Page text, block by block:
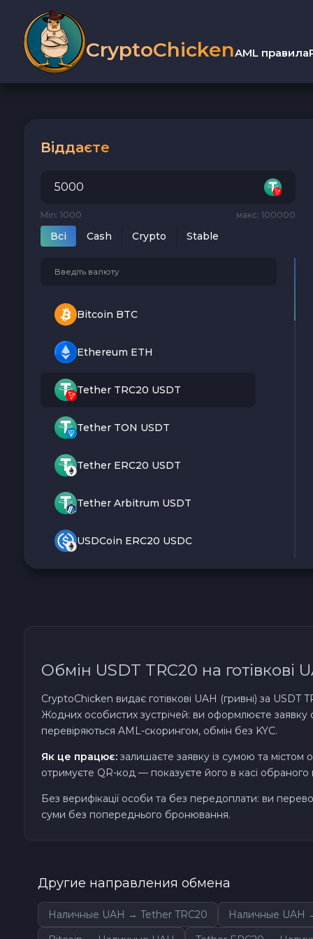
CryptoChickenAML правила
Віддаєте
Min: 1000 макс: 100000
Всi Cash Crypto Stable
Bitcoin BTC
Ethereum ETH
Tether TRC20 USDT
Tether TON USDT
Tether ERC20 USDT
Tether Arbitrum USDT
USDCoin ERC20 USDC
Solana SOL
Bitcoin Cash BCH
Gram (Toncoin) GRAM
Official Trump TRUMP
Dogecoin DOGE
Zcash ZEC
Обмін USDT TRC20 на готівкові
CryptoChicken видає готівкові UAH (гривні) за USDT
Жодних особистих зустрічей: ви оформлюєте заявку
перевіряються AML-скорингом, обмін без KYC.
Як це працює: залишаєте заявку із сумою та
отримуєте QR-код — показуєте його в касі обраного
Без верифікації особи та без передоплати: ви
суми без попереднього бронювання.
Другие направления обмена
Наличные UAH → Tether TRC20 Наличные UAH